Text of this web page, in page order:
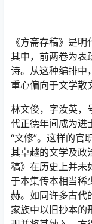
《方斋存稿》是
其中，前两卷为表
诗。从这种编排中
重心偏向于文学散
林文俊，字汝英，
代正德年间成为进
“文修”。这样的官
其卓越的文学及政
稿》在历史上并未
于本集传本相当稀
赫。如同许多古代
家族中以旧抄本的